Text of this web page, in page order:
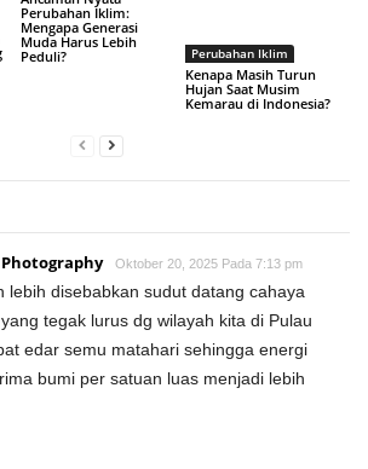
Perubahan Iklim:
Mengapa Generasi
Muda Harus Lebih
Peduli?
Perubahan Iklim
Kenapa Masih Turun
Hujan Saat Musim
Kemarau di Indonesia?
Oktober 20, 2025 Pada 7:13 pm
lebih disebabkan sudut datang cahaya
tegak lurus dg wilayah kita di Pulau
edar semu matahari sehingga energi
bumi per satuan luas menjadi lebih